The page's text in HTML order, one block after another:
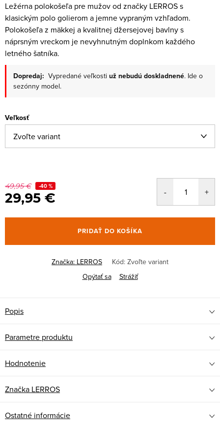
Ležérna polokošeľa pre mužov od značky LERROS s
klasickým polo golierom a jemne vypraným vzhľadom.
Polokošeľa z mäkkej a kvalitnej džersejovej bavlny s
náprsným vreckom je nevyhnutným doplnkom každého
letného šatníka.
Dopredaj: Vypredané veľkosti už nebudú doskladnené. Ide o
sezónny model.
Veľkosť
49,95 € -40 %
29,95 €
PRIDAŤ DO KOŠÍKA
Značka: LERROS Kód: Zvoľte variant
Opýtať sa
Strážiť
Popis
Parametre produktu
Hodnotenie
Značka LERROS
Ostatné informácie